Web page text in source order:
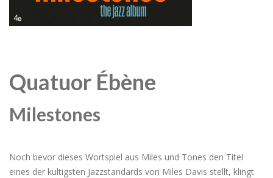
Quatuor Ébène
Milestones
Noch bevor dieses Wortspiel aus Miles und Tones den Titel
eines der kultigsten Jazzstandards von Miles Davis stellt, klingt